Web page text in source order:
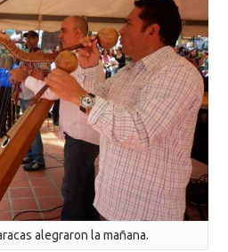
alegraron la mañana.